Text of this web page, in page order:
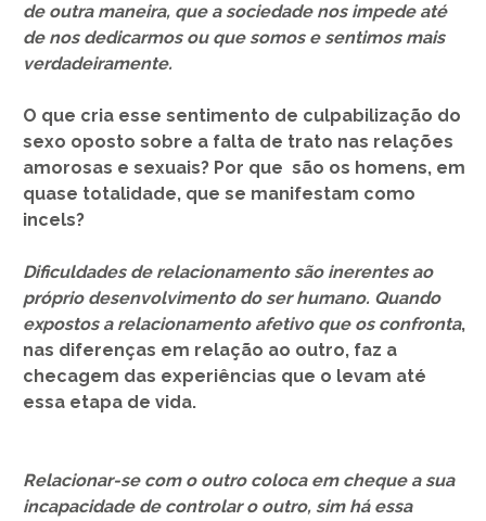
de outra maneira, que a sociedade nos impede até
de nos dedicarmos ou que somos e sentimos mais
verdadeiramente.
O que cria esse sentimento de culpabilização do
sexo oposto sobre a falta de trato nas relações
amorosas e sexuais? Por que são os homens, em
quase totalidade, que se manifestam como
incels?
Dificuldades de relacionamento são inerentes ao
próprio desenvolvimento do ser humano. Quando
expostos a relacionamento afetivo que os confronta,
nas diferenças em relação ao outro, faz a
checagem das experiências que o levam até
essa etapa de vida.
Relacionar-se com o outro coloca em cheque a sua
incapacidade de controlar o outro, sim há essa